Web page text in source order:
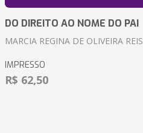
DO DIREITO AO NOME DO PAI
MARCIA REGINA DE OLIVEIRA REIS
IMPRESSO
R$ 62,50